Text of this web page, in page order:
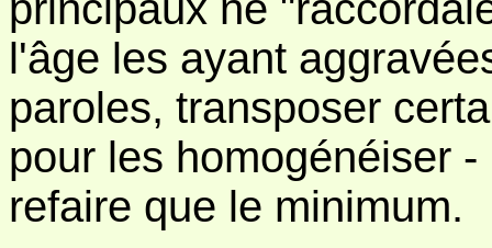
l'âge les ayant
paroles, transposer
pour les homogénéiser
refaire que le minimum.